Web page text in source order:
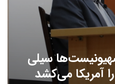
سیلی
آمریکا می‌کشد